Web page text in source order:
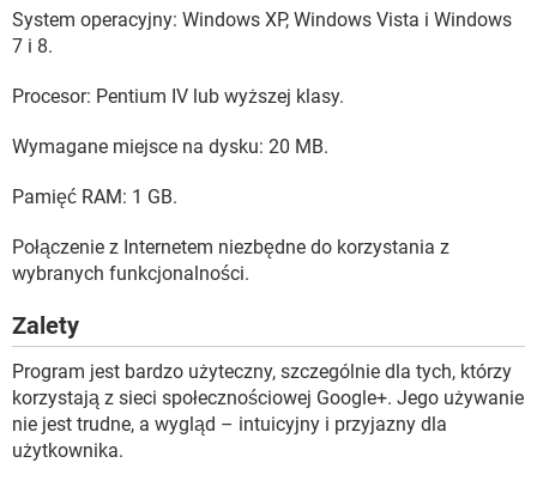
System operacyjny: Windows XP, Windows Vista i Windows
7 i 8.
Procesor: Pentium IV lub wyższej klasy.
Wymagane miejsce na dysku: 20 MB.
Pamięć RAM: 1 GB.
Połączenie z Internetem niezbędne do korzystania z
wybranych funkcjonalności.
Zalety
Program jest bardzo użyteczny, szczególnie dla tych, którzy
korzystają z sieci społecznościowej Google+. Jego używanie
nie jest trudne, a wygląd – intuicyjny i przyjazny dla
użytkownika.